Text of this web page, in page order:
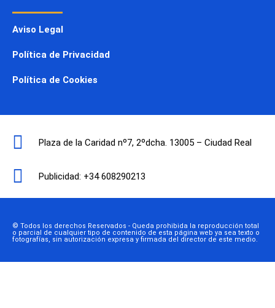
Aviso Legal
Política de Privacidad
Política de Cookies
Plaza de la Caridad nº7, 2ºdcha. 13005 – Ciudad Real
Publicidad: +34 608290213
© Todos los derechos Reservados - Queda prohibida la reproducción total
o parcial de cualquier tipo de contenido de esta página web ya sea texto o
fotografías, sin autorización expresa y firmada del director de este medio.